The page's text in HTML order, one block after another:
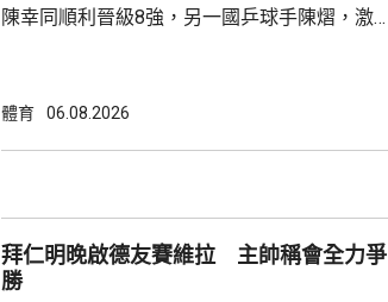
陳幸同順利晉級8強，另一國乒球手陳熠，激
全場控制大局下，以直落3局11:8、11:2及11:2
12:10及11:5逆轉晉級。 男單16強...
體育 06.08.2026
拜仁明晚啟德友賽維拉 主帥稱會全力爭
勝